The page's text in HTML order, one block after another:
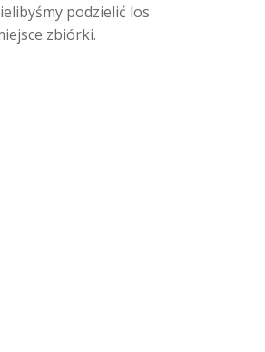
podzielić los
zbiórki.